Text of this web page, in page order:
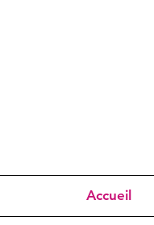
Accueil